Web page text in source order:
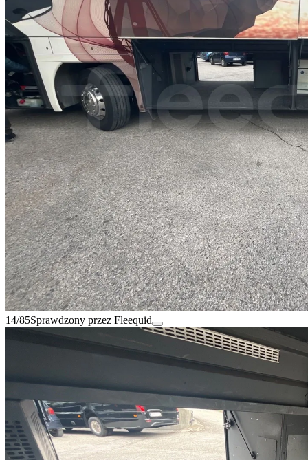
14/85Sprawdzony przez Fleequid